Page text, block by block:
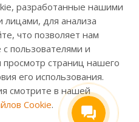
— Интернет-магазин
мебели Практик.
офиса, металлических
дверей.
ценах, технических
складе носит справочный
публичной офертой,
разработанные нашими
лицами, для анализа
что позволяет нам
пользователями и
страниц нашего
его использования.
смотрите в нашей
Cookie.